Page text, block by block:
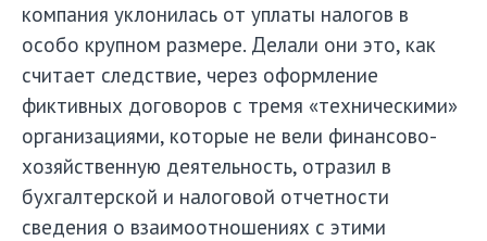
компания уклонилась от уплаты налогов в
особо крупном размере. Делали они это, как
считает следствие, через оформление
фиктивных договоров с тремя «техническими»
организациями, которые не вели финансово-
хозяйственную деятельность, отразил в
бухгалтерской и налоговой отчетности
сведения о взаимоотношениях с этими